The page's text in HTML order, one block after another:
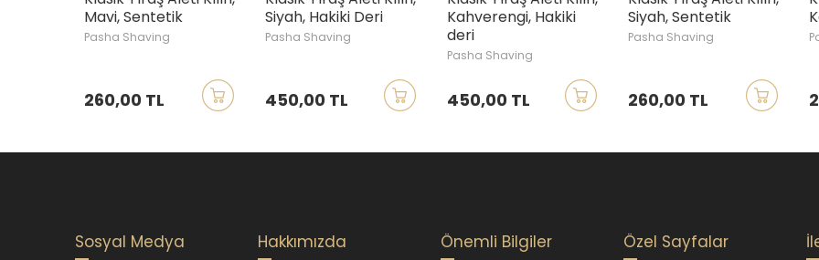
Mavi, Sentetik
Pasha Shaving
260,00 TL
Siyah, Hakiki Deri
Pasha Shaving
450,00 TL
Kahverengi, Hakiki
deri
Pasha Shaving
450,00 TL
Siyah, Sentetik
Pasha Shaving
260,00 TL
Sosyal Medya Hakkımızda Önemli Bilgiler Özel Sayfalar